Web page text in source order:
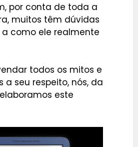
por conta de toda a
muitos têm dúvidas
como ele realmente
todos os mitos e
a seu respeito, nós, da
este